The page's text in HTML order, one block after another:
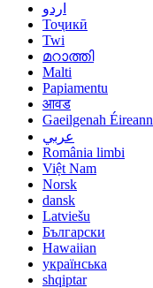
اردو
Тоҷикӣ
Twi
മറാത്തി
Malti
Papiamentu
आवड
Gaeilgenah Éireann
عربي
România limbi
Việt Nam
Norsk
dansk
Latviešu
Български
Hawaiian
українська
shqiptar